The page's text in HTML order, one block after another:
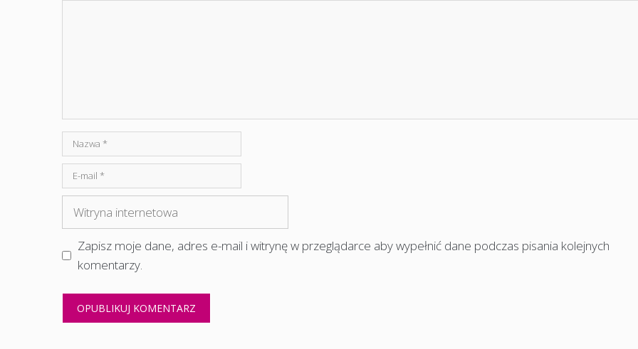
Nazwa
mail
Witryna
internetowa
Zapisz moje dane, adres e-mail i witrynę w przeglądarce aby wypełnić dane podczas pisania kolejnych
komentarzy.